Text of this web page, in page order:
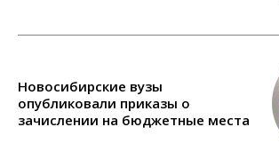
Новосибирские вузы
опубликовали приказы о
зачислении на бюджетные места